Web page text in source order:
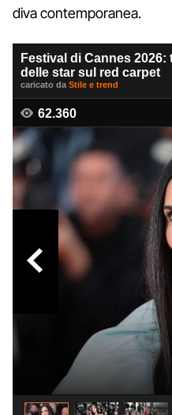
diva contemporanea.